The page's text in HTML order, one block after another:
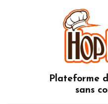
Plateforme
sans